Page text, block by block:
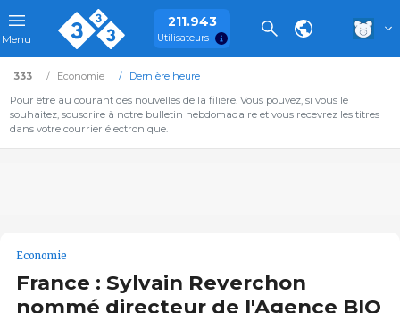
Menu
211.943
Utilisateurs
333 Economie
Dernière heure
Pour être au courant des nouvelles de la filière. Vous pouvez, si vous le
souhaitez, souscrire à notre bulletin hebdomadaire et vous recevrez les titres
dans votre courrier électronique.
Economie
France : Sylvain Reverchon
nommé directeur de l'Agence BIO